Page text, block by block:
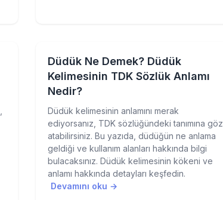
Düdük Ne Demek? Düdük
Kelimesinin TDK Sözlük Anlamı
Nedir?
Düdük kelimesinin anlamını merak
ediyorsanız, TDK sözlüğündeki tanımına göz
atabilirsiniz. Bu yazıda, düdüğün ne anlama
geldiği ve kullanım alanları hakkında bilgi
bulacaksınız. Düdük kelimesinin kökeni ve
anlamı hakkında detayları keşfedin.
Devamını oku →